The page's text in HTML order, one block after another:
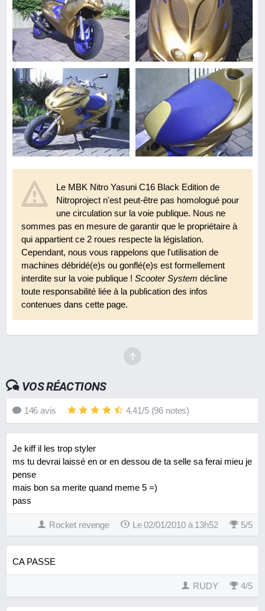
Le MBK Nitro Yasuni C16 Black Edition de
Nitroproject n'est peut-être pas homologué pour
une circulation sur la voie publique. Nous ne
sommes pas en mesure de garantir que le propriétaire à
qui appartient ce 2 roues respecte la législation.
Cependant, nous vous rappelons que l'utilisation de
machines débridé(e)s ou gonflé(e)s est formellement
interdite sur la voie publique ! Scooter System décline
toute responsabilité liée à la publication des infos
contenues dans cette page.
VOS RÉACTIONS
146 avis 4.41/5(96 notes)
Je kiff il les trop styler
ms tu devrai laissé en or en dessou de ta selle sa ferai mieu je
pense
mais bon sa merite quand meme 5 =)
pass
Rocket revenge Le 02/01/2010 à 13h52 5/5
CA PASSE
RUDY 4/5